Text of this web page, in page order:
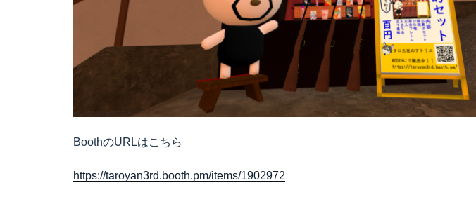
BoothのURLはこちら
https://taroyan3rd.booth.pm/items/1902972